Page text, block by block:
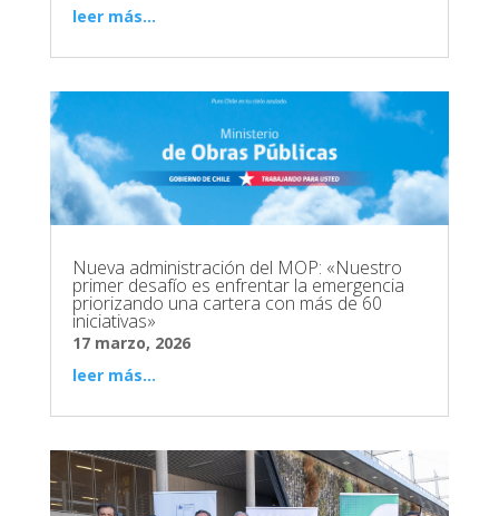
leer más...
Nueva administración del MOP: «Nuestro
primer desafío es enfrentar la emergencia
priorizando una cartera con más de 60
iniciativas»
17 marzo, 2026
leer más...